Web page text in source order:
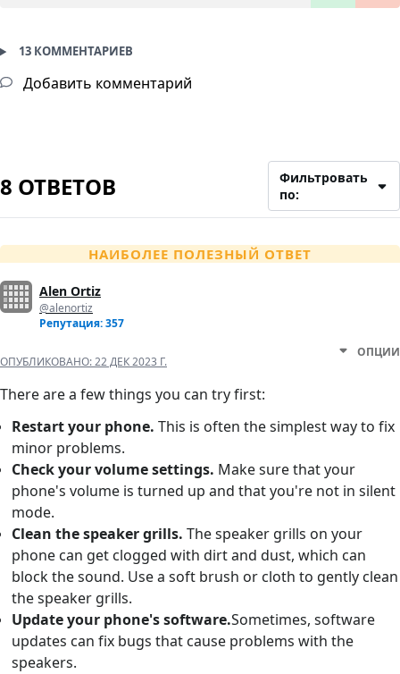
13 КОММЕНТАРИЕВ
Добавить комментарий
8 ОТВЕТОВ
Фильтровать
по:
НАИБОЛЕЕ ПОЛЕЗНЫЙ ОТВЕТ
Alen Ortiz
@alenortiz
Репутация: 357
ОПУБЛИКОВАНО:22 ДЕК 2023 Г.
ОПЦИИ
There are a few things you can try first:
Restart your phone. This is often the simplest way to fix
minor problems.
Check your volume settings. Make sure that your
phone's volume is turned up and that you're not in silent
mode.
Clean the speaker grills. The speaker grills on your
phone can get clogged with dirt and dust, which can
block the sound. Use a soft brush or cloth to gently clean
the speaker grills.
Update your phone's software.Sometimes, software
updates can fix bugs that cause problems with the
speakers.